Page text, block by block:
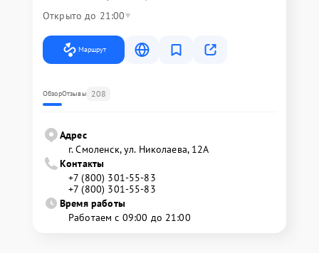
Открыто до 21:00
Маршрут
ОбзорОтзывы 208
Адрес
г. Смоленск, ул. Николаева, 12А
Контакты
+7 (800) 301-55-83
+7 (800) 301-55-83
Время работы
Работаем с 09:00 до 21:00